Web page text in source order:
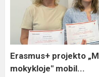
kultūros
kūrimas
mokykloje"
mobil...
Erasmus+ projekto
mokykloje" mobil...